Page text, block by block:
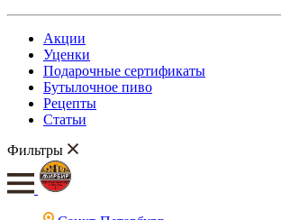
Акции
Уценки
Подарочные сертификаты
Бутылочное пиво
Рецепты
Статьи
Фильтры